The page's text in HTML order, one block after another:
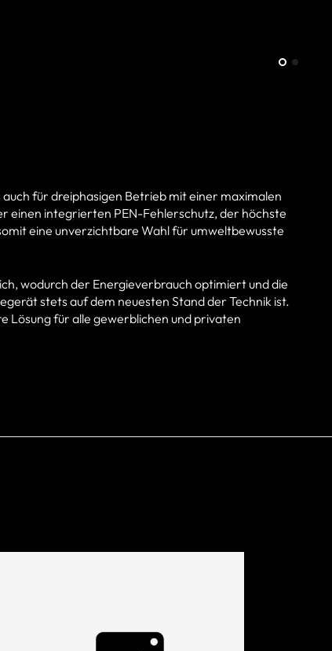
für dreiphasigen Betrieb mit einer maximalen
einen integrierten PEN-Fehlerschutz, der höchste
eine unverzichtbare Wahl für umweltbewusste
wodurch der Energieverbrauch optimiert und die
stets auf dem neuesten Stand der Technik ist.
Lösung für alle gewerblichen und privaten